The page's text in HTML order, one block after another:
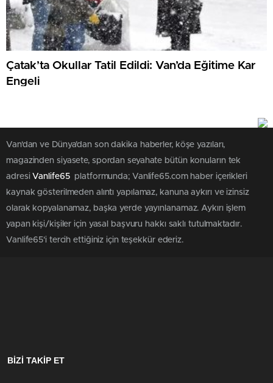
Çatak’ta Okullar Tatil Edildi: Van’da Eğitime Kar
Engeli
Van'dan ve Dünya’dan son dakika haberler, köşe yazıları,
magazinden siyasete, spordan seyahate bütün konuların tek
adresi Vanlife65 platformunda; Vanlife65.com haber içerikleri
kaynak gösterilmeden alıntı yapılamaz, kanuna aykırı ve izinsiz
olarak kopyalanamaz, başka yerde yayınlanamaz. Aykırı işlem
yapan kişi/kişiler için yasal başvuru hakkı saklı tutulmaktadır.
Vanlife65'i tercih ettiğiniz için teşekkür ederiz.
BİZİ TAKİP ET